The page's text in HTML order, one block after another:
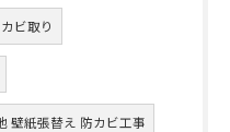
ビ取り
壁紙張替え 防カビ工事